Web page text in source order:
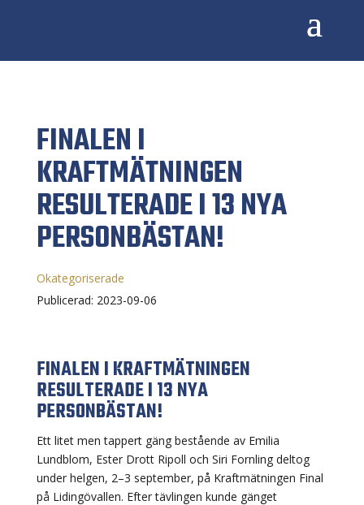
FINALEN I
KRAFTMÄTNINGEN
RESULTERADE I 13 NYA
PERSONBÄSTAN!
Okategoriserade
Publicerad: 2023-09-06
FINALEN I KRAFTMÄTNINGEN
RESULTERADE I 13 NYA
PERSONBÄSTAN!
Ett litet men tappert gäng bestående av Emilia
Lundblom, Ester Drott Ripoll och Siri Fornling deltog
under helgen, 2–3 september, på Kraftmätningen Final
på Lidingövallen. Efter tävlingen kunde gänget